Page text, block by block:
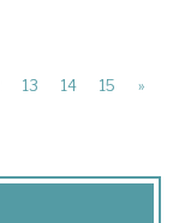
13 14 15 »